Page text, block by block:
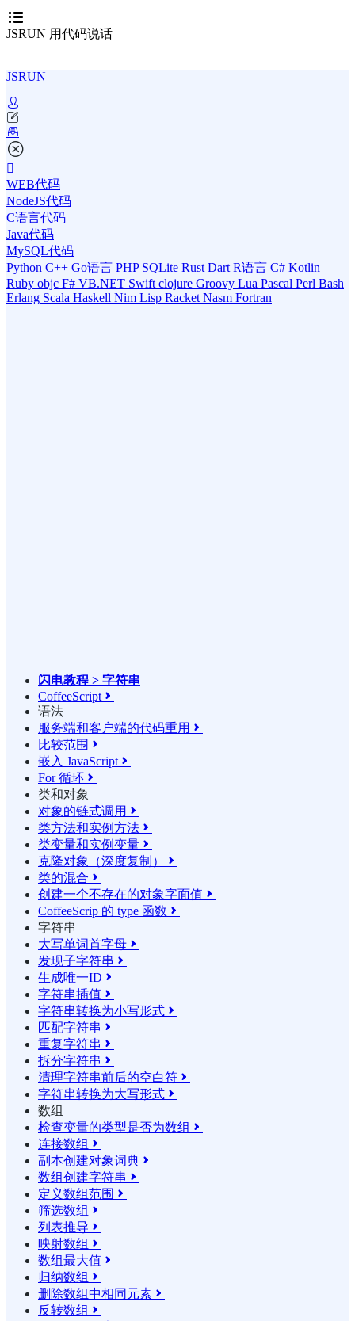
JSRUN 用代码说话
JSRUN
WEB代码
NodeJS代码
C语言代码
Java代码
MySQL代码
Python C++ Go语言 PHP SQLite Rust Dart R语言 C# Kotlin
Ruby objc F# VB.NET Swift clojure Groovy Lua Pascal Perl Bash
Erlang Scala Haskell Nim Lisp Racket Nasm Fortran
闪电教程 > 字符串
CoffeeScript 
语法
服务端和客户端的代码重用 
比较范围 
嵌入 JavaScript 
For 循环 
类和对象
对象的链式调用 
类方法和实例方法 
类变量和实例变量 
克隆对象（深度复制） 
类的混合 
创建一个不存在的对象字面值 
CoffeeScrip 的 type 函数 
字符串
大写单词首字母 
发现子字符串 
生成唯一ID 
字符串插值 
字符串转换为小写形式 
匹配字符串 
重复字符串 
拆分字符串 
清理字符串前后的空白符 
字符串转换为大写形式 
数组
检查变量的类型是否为数组 
连接数组 
副本创建对象词典 
数组创建字符串 
定义数组范围 
筛选数组 
列表推导 
映射数组 
数组最大值 
归纳数组 
删除数组中相同元素 
反转数组 